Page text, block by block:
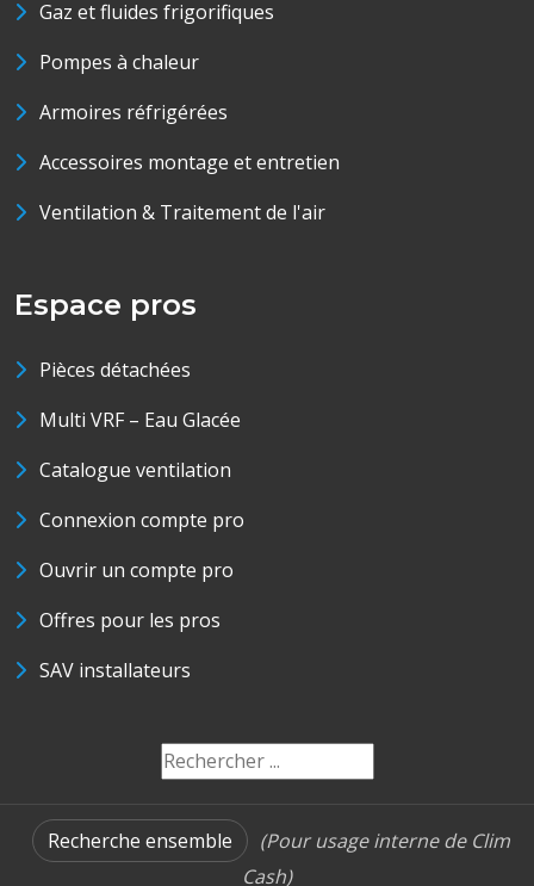
Gaz et fluides frigorifiques
Pompes à chaleur
Armoires réfrigérées
Accessoires montage et entretien
Ventilation & Traitement de l'air
Espace pros
Pièces détachées
Multi VRF – Eau Glacée
Catalogue ventilation
Connexion compte pro
Ouvrir un compte pro
Offres pour les pros
SAV installateurs
Recherche ensemble
(Pour usage interne de Clim
Cash)